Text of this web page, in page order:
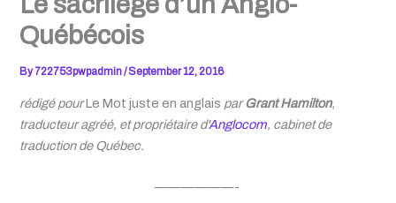
Québécois
By 722753pwpadmin/September 12, 2016
rédigépourLe Mot juste en anglais parGrant Hamilton,
traducteur agréé, et propriétaire d'Anglocom, cabinet de
traduction de Québec.
——————-